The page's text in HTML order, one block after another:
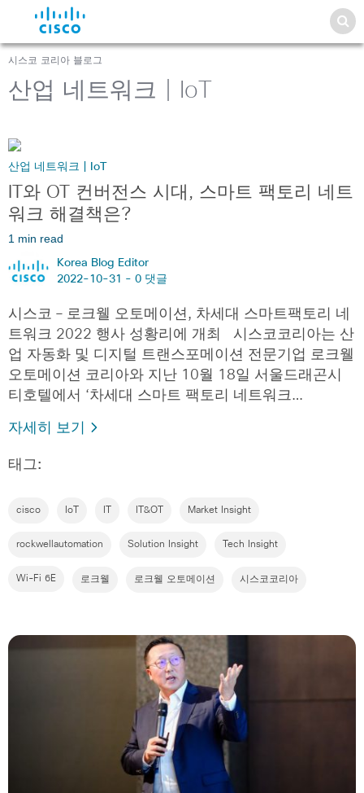
시스코 코리아 블로그
산업 네트워크 | IoT
산업 네트워크 | IoT
IT와 OT 컨버전스 시대, 스마트 팩토리 네트
워크 해결책은?
1 min read
Korea Blog Editor
2022-10-31 - 0 댓글
시스코 – 로크웰 오토메이션, 차세대 스마트팩토리 네
트워크 2022 행사 성황리에 개최 시스코코리아는 산
업 자동화 및 디지털 트랜스포메이션 전문기업 로크웰
오토메이션 코리아와 지난 10월 18일 서울드래곤시
티호텔에서 ‘차세대 스마트 팩토리 네트워크…
자세히 보기
태그:
cisco IoT IT&OT Market Insight
rockwellautomation Solution Insight Tech Insight
Wi-Fi 6E 로크웰 로크웰 오토메이션 시스코코리아